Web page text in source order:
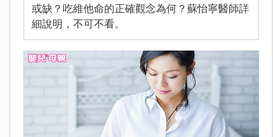
或缺？吃維他命的正確觀念為何？蘇怡寧醫師詳
細說明，不可不看。